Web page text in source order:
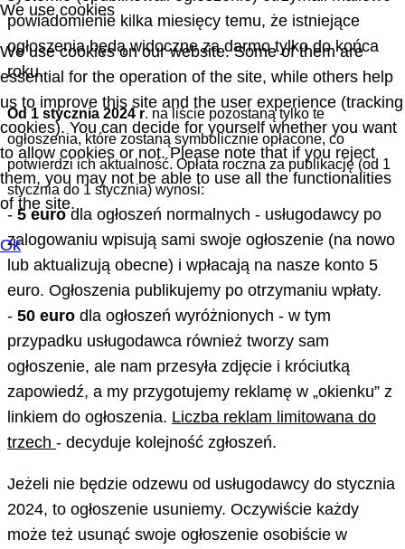
powiadomienie kilka miesięcy temu, że istniejące
ogłoszenia będą widoczne za darmo tylko do końca
roku.
Od 1 stycznia 2024 r. na liście pozostaną tylko te
ogłoszenia, które zostaną symbolicznie opłacone, co
potwierdzi ich aktualność. Opłata roczna za publikację (od 1
stycznia do 1 stycznia) wynosi:
- 5 eurodla ogłoszeń normalnych - usługodawcy po
zalogowaniu wpisują sami swoje ogłoszenie (na nowo
lub aktualizują obecne) i wpłacają na nasze konto 5
euro. Ogłoszenia publikujemy po otrzymaniu wpłaty.
- 50 euro dla ogłoszeń wyróżnionych - w tym
przypadku usługodawca również tworzy sam
ogłoszenie, ale nam przesyła zdjęcie i króciutką
zapowiedź, a my przygotujemy reklamę w „okienku” z
linkiem do ogłoszenia. Liczba reklam limitowana do
trzech - decyduje kolejność zgłoszeń.
Jeżeli nie będzie odzewu od usługodawcy do stycznia
2024, to ogłoszenie usuniemy. Oczywiście każdy
może też usunąć swoje ogłoszenie osobiście w
We use cookies
We use cookies on our website. Some of them are
essential for the operation of the site, while others help
us to improve this site and the user experience (tracking
cookies). You can decide for yourself whether you want
to allow cookies or not. Please note that if you reject
them, you may not be able to use all the functionalities
of the site.
Ok